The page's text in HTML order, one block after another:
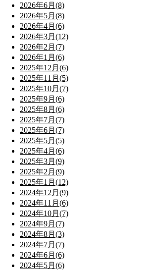
2026年6月(8)
2026年5月(8)
2026年4月(6)
2026年3月(12)
2026年2月(7)
2026年1月(6)
2025年12月(6)
2025年11月(5)
2025年10月(7)
2025年9月(6)
2025年8月(6)
2025年7月(7)
2025年6月(7)
2025年5月(5)
2025年4月(6)
2025年3月(9)
2025年2月(9)
2025年1月(12)
2024年12月(9)
2024年11月(6)
2024年10月(7)
2024年9月(7)
2024年8月(3)
2024年7月(7)
2024年6月(6)
2024年5月(6)